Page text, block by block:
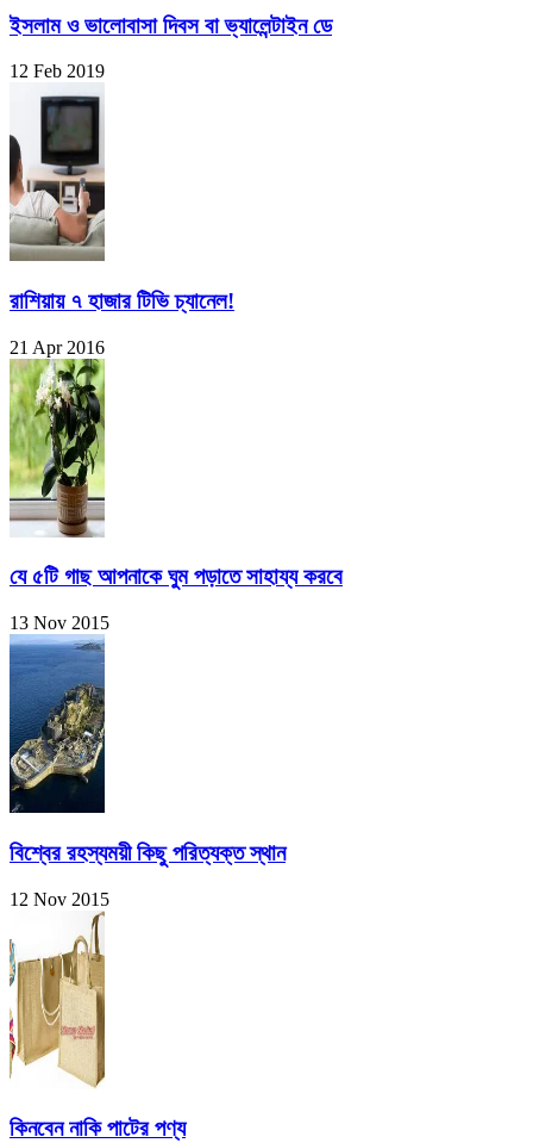
ইসলাম ও ভালোবাসা দিবস বা ভ্যালেন্টাইন ডে
12 Feb 2019
রাশিয়ায় ৭ হাজার টিভি চ্যানেল!
21 Apr 2016
যে ৫টি গাছ আপনাকে ঘুম পড়াতে সাহায্য করবে
13 Nov 2015
বিশ্বের রহস্যময়ী কিছু পরিত্যক্ত স্থান
12 Nov 2015
কিনবেন নাকি পাটের পণ্য